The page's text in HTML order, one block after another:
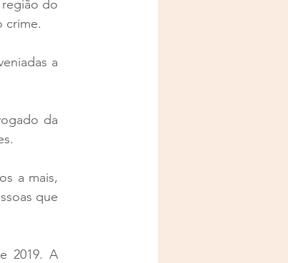
região do
crime.
a
da
a mais,
que
2019. A